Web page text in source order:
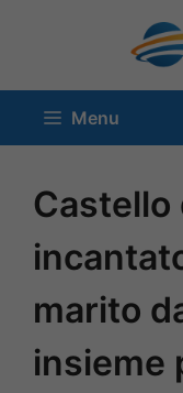
contenuto
Menu
Castello
marito
insieme